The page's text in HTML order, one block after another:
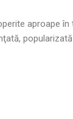
aproape